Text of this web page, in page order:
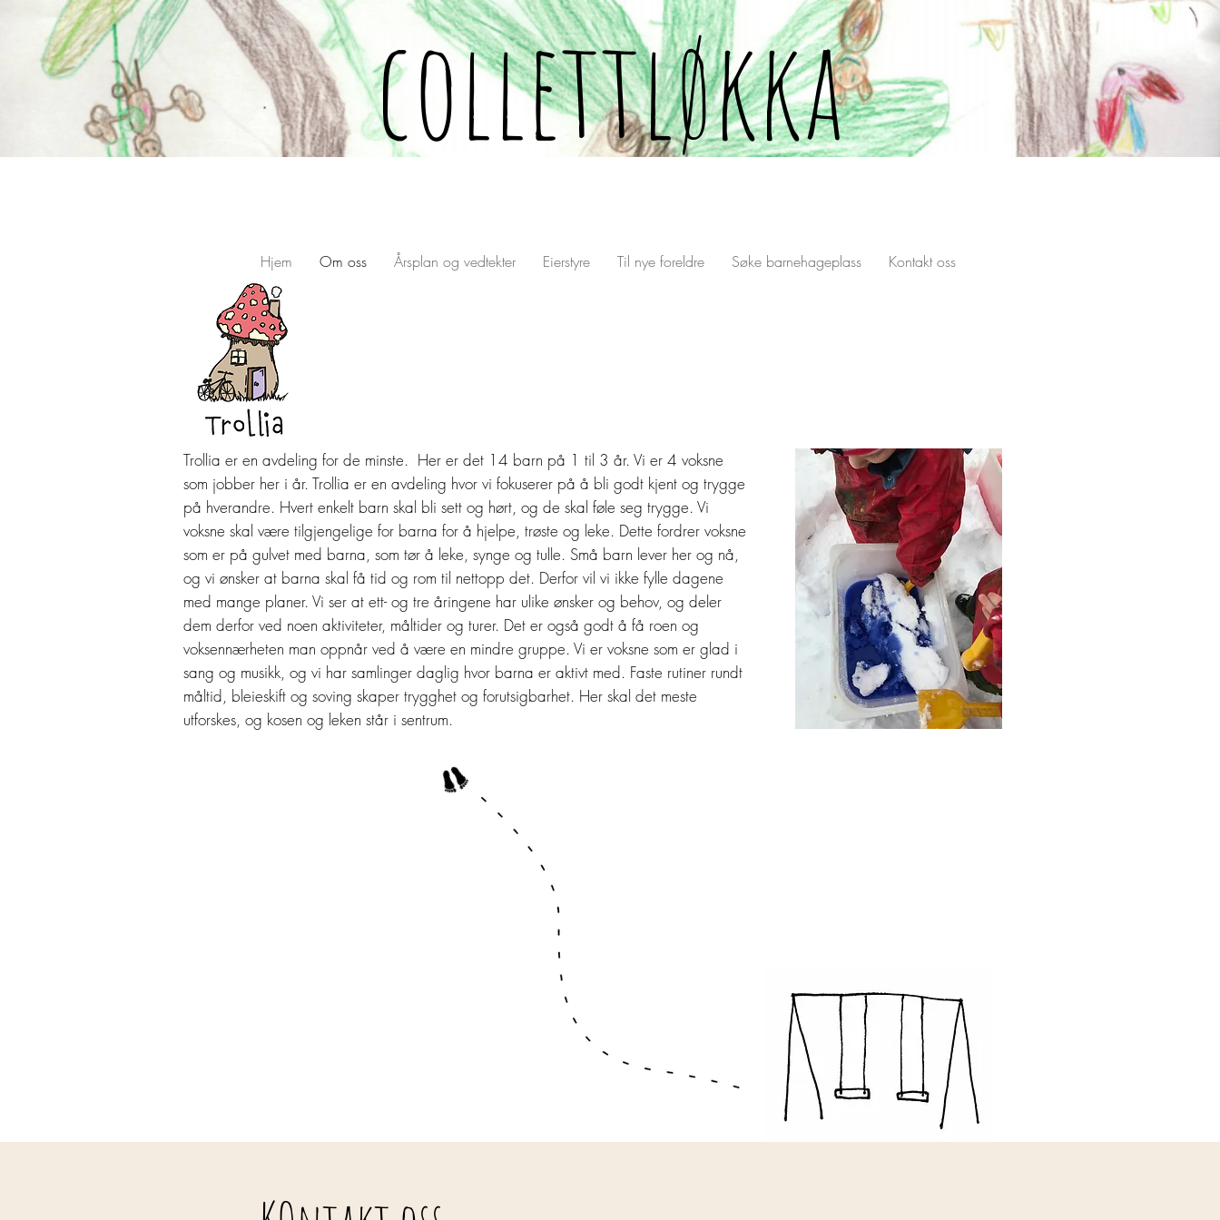
collettløkka
Hjem Om oss Årsplan og vedtekter Eierstyre Til nye foreldre Søke barnehageplass Kontakt oss
Trollia er en avdeling for de minste. Her er det 14 barn på 1 til 3 år. Vi er 4 voksne
som jobber her i år. Trollia er en avdeling hvor vi fokuserer på å bli godt kjent og trygge
på hverandre. Hvert enkelt barn skal bli sett og hørt, og de skal føle seg trygge. Vi
voksne skal være tilgjengelige for barna for å hjelpe, trøste og leke. Dette fordrer voksne
som er på gulvet med barna, som tør å leke, synge og tulle. Små barn lever her og nå,
og vi ønsker at barna skal få tid og rom til nettopp det. Derfor vil vi ikke fylle dagene
med mange planer. Vi ser at ett- og tre åringene har ulike ønsker og behov, og deler
dem derfor ved noen aktiviteter, måltider og turer. Det er også godt å få roen og
voksennærheten man oppnår ved å være en mindre gruppe. Vi er voksne som er glad i
sang og musikk, og vi har samlinger daglig hvor barna er aktivt med. Faste rutiner rundt
måltid, bleieskift og soving skaper trygghet og forutsigbarhet. Her skal det meste
utforskes, og kosen og leken står i sentrum.